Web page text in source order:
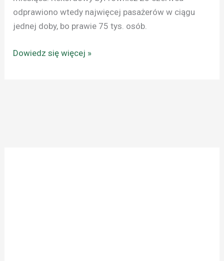
odprawiono wtedy najwięcej pasażerów w ciągu
jednej doby, bo prawie 75 tys. osób.
Dowiedz się więcej »